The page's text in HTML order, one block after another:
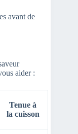
avant de
aider :
Tenue à
la cuisson